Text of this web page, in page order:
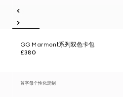
GG Marmont系列双色卡包
£380
首字母个性化定制